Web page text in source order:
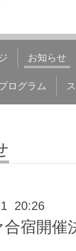
お知らせ
ログラム
20:26
宿開催